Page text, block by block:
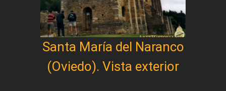
Santa María del Naranco
(Oviedo). Vista exterior